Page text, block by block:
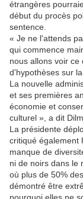
étrangères
début du procès
sentence.
« Je ne l'attends
qui commence
nous allons voir ce
d'hypothèses sur
La nouvelle
et ses premières
économie et
culturel », a dit
La présidente
critiqué également
manque de
ni de noirs dans le
où plus de 50%
démontré être